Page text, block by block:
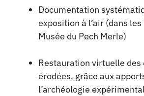
Documentation
exposition à l’air (dans
Musée du Pech Merle)
Restauration virtuelle des
érodées, grâce aux
l’archéologie